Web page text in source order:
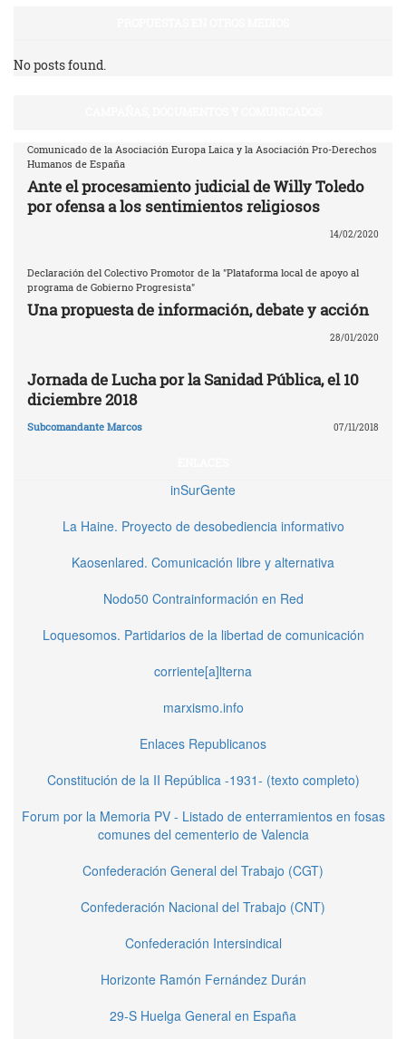
No posts found.
Comunicado de la Asociación Europa Laica y la Asociación Pro-Derechos
Humanos de España
Ante el procesamiento judicial de Willy Toledo
por ofensa a los sentimientos religiosos
14/02/2020
Declaración del Colectivo Promotor de la "Plataforma local de apoyo al
programa de Gobierno Progresista"
Una propuesta de información, debate y acción
28/01/2020
Jornada de Lucha por la Sanidad Pública, el 10
diciembre 2018
Subcomandante Marcos 07/11/2018
inSurGente
La Haine. Proyecto de desobediencia informativo
Kaosenlared. Comunicación libre y alternativa
Nodo50 Contrainformación en Red
Loquesomos. Partidarios de la libertad de comunicación
corriente[a]lterna
marxismo.info
Enlaces Republicanos
Constitución de la II República -1931- (texto completo)
Forum por la Memoria PV - Listado de enterramientos en fosas
comunes del cementerio de Valencia
Confederación General del Trabajo (CGT)
Confederación Nacional del Trabajo (CNT)
Confederación Intersindical
Horizonte Ramón Fernández Durán
29-S Huelga General en España